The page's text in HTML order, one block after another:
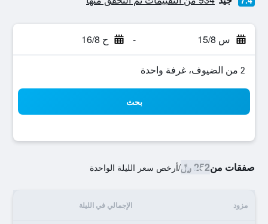
س 15/8 - ح 16/8
2 من الضيوف، غرفة واحدة
بحث
صفقات من252 ﷼ /أرخص سعر الليلة الواحدة
مزود الإجمالي في الليلة